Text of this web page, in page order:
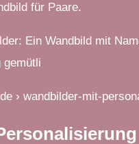
für Paare.
Ein Wandbild mit
gemütli
› wandbilder-mit-